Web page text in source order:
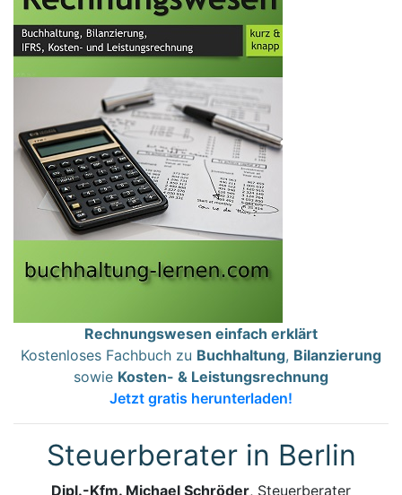
Rechnungswesen einfach erklärt
Kostenloses Fachbuch zu Buchhaltung, Bilanzierung
sowie Kosten- & Leistungsrechnung
Jetzt gratis herunterladen!
Steuerberater in Berlin
Dipl.-Kfm. Michael Schröder, Steuerberater